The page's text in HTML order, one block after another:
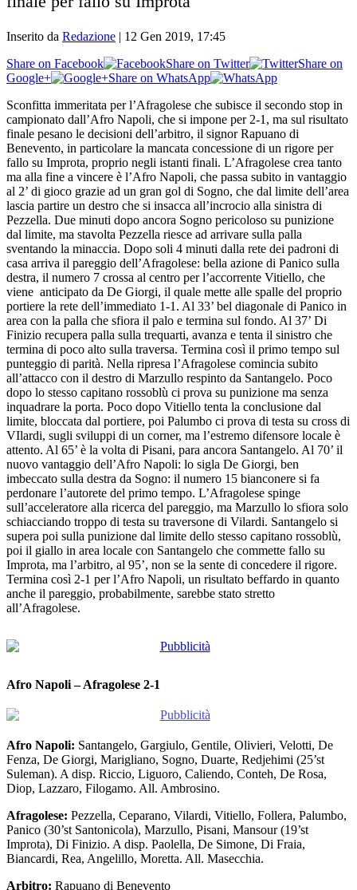
Google+
Share on WhatsApp
campionato dall’Afro Napoli, che si impone per 2-1, ma sul risultato
finale pesano le decisioni dell’arbitro, il signor Rapuano di
Benevento, in particolare la mancata concessione di un rigore per
fallo su Improta, proprio negli istanti finali. L’Afragolese crea tanto
ma alla fine a vincere è l’Afro Napoli, che passa subito in vantaggio
al 2’ di gioco grazie ad un gran gol di Sogno, che dal limite dell’area
lascia partire un destro che si insacca all’incrocio alla sinistra di
Pezzella. Due minuti dopo ancora Sogno pericoloso su punizione
dal limite, ma stavolta Pezzella riesce ad arrivare sulla palla
sventando la minaccia. Dopo soli 4 minuti dalla rete dei padroni di
casa arriva il pareggio dell’Afragolese: bella azione di Panico sulla
destra, il numero 7 crossa al centro per l’accorrente Vitiello, che
viene anticipato da De Giorgi, il quale mette alle spalle del proprio
portiere la rete dell’immediato 1-1. Al 33’ bel diagonale di Panico in
area con la palla che sfiora il palo e termina sul fondo. Al 37’ Di
Finizio recupera palla sulla trequarti, avanza e tenta il sinistro che
termina di poco alto sulla traversa. Termina così il primo tempo sul
punteggio di parità. Nella ripresa l’Afragolese comincia subito
all’attacco con il destro di Marzullo respinto da Santangelo. Poco
dopo lo stesso capitano rossoblù ci prova su punizione ma senza
inquadrare la porta. Poco dopo Vitiello tenta la conclusione dal
limite, bloccata dal portiere, poi Palumbo ci prova di testa su cross di
VIlardi, sugli sviluppi di un corner, ma l’estremo difensore locale è
attento. Al 65’ è la volta di Pisani, para ancora Santangelo. Al 70’ il
nuovo vantaggio dell’Afro Napoli: lo sigla De Giorgi, ben
imbeccato sulla destra da Sogno: il numero 15 bianconere si fa
perdonare l’autorete del primo tempo. L’Afragolese spinge
sull’acceleratore alla ricerca del pareggio, ma Marzullo lo sfiora solo
schiacciando troppo di testa su traversone di Vilardi. Santangelo si
supera poi sulla punizione dal limite dello stesso capitano rossoblù,
poi il giallo in area locale con Santangelo che commette fallo su
Improta, ma l’arbitro, al 95’, non se la sente di concedere il rigore.
Termina così 2-1 per l’Afro Napoli, un risultato beffardo in quanto
anche il pareggio, probabilmente, sarebbe stato stretto
all’Afragolese.
Fenza, De Giorgi, Marigliano, Sogno, Duarte, Redjehimi (25’st
Suleman). A disp. Riccio, Liguoro, Caliendo, Conteh, De Rosa,
Diop, Lazzaro, Filogamo. All. Ambrosino.
Panico (30’st Santonicola), Marzullo, Pisani, Mansour (19’st
Improta), Di Finizio. A disp. Paolella, De Simone, Di Fraia,
Biancardi, Rea, Angelillo, Moretta. All. Masecchia.